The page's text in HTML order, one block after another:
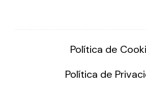
Política de
Política de